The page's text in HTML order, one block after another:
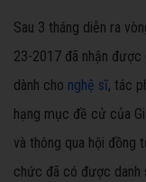
Sau 3 tháng diễn ra
23-2017 đã nhận
dành cho nghệ sĩ, tác
hạng mục đề cử của
và thông qua hội đồng
chức đã có được danh